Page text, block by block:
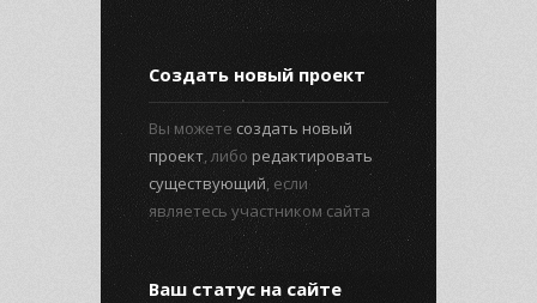
Создать новый проект
Вы можете создать новый
проект, либо редактировать
существующий, если
являетесь участником сайта
Ваш статус на сайте